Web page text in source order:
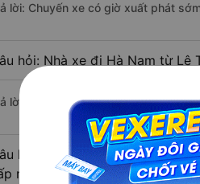
lời: Chuyến xe có giờ xuất phát
hỏi: Nhà xe đi Hà Nam từ Lệ
lời: Chuyến xe có giờ xuất phát trễ
hỏi: Review xe đi Hà Nam
nhất?